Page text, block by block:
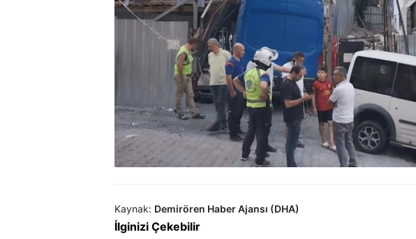
Kaynak: Demirören Haber Ajansı (DHA)